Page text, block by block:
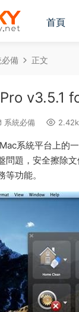
首頁
必備 正文
v3.5.1
系統必備 2.42k
系統平台上的
問題，安全擦除
功能。